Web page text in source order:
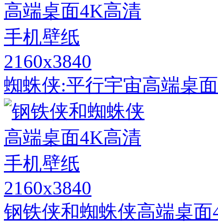
2160x3840
蜘蛛侠:平行宇宙高端桌
2160x3840
钢铁侠和蜘蛛侠高端桌